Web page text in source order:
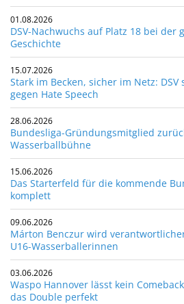
01.08.2026
DSV-Nachwuchs auf Platz 18 bei der
Geschichte
15.07.2026
Stark im Becken, sicher im Netz:
gegen Hate Speech
28.06.2026
Bundesliga-Gründungsmitglied
Wasserballbühne
15.06.2026
Das Starterfeld für die kommende
komplett
09.06.2026
Márton Benczur wird
U16-Wasserballerinnen
03.06.2026
Waspo Hannover lässt kein
das Double perfekt